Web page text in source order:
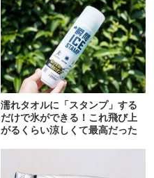
濡れタオルに「スタンプ」する
だけで氷ができる！これ飛び上
がるくらい涼しくて最高だった